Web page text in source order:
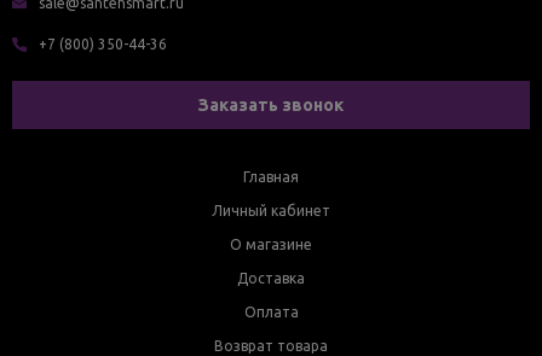
sale@santehsmart.ru
+7 (800) 350-44-36
Заказать звонок
Главная
Личный кабинет
О магазине
Доставка
Оплата
Возврат товара